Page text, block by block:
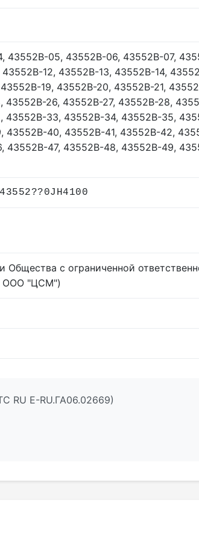
43552В-05, 43552В-06, 43552В-07,
12, 43552В-13, 43552В-14,
19, 43552В-20, 43552В-21,
26, 43552В-27, 43552В-28,
43552В-33, 43552В-34, 43552В-35,
43552В-40, 43552В-41, 43552В-42,
43552В-47, 43552В-48, 43552В-49,
Общества с ограниченной
ООО "ЦСМ")
RU Е-RU.ГА06.02669)